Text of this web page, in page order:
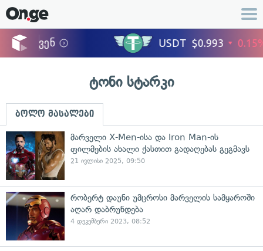
ტონი სტარკი
ბოლო მასალები
მარველი X-Men-ისა და Iron Man-ის
ფილმების ახალი ქასთით გადაღებას გეგმავს
21 ივლისი 2025, 09:50
რობერტ დაუნი უმცროსი მარველის სამყაროში
აღარ დაბრუნდება
4 დეკემბერი 2023, 08:52